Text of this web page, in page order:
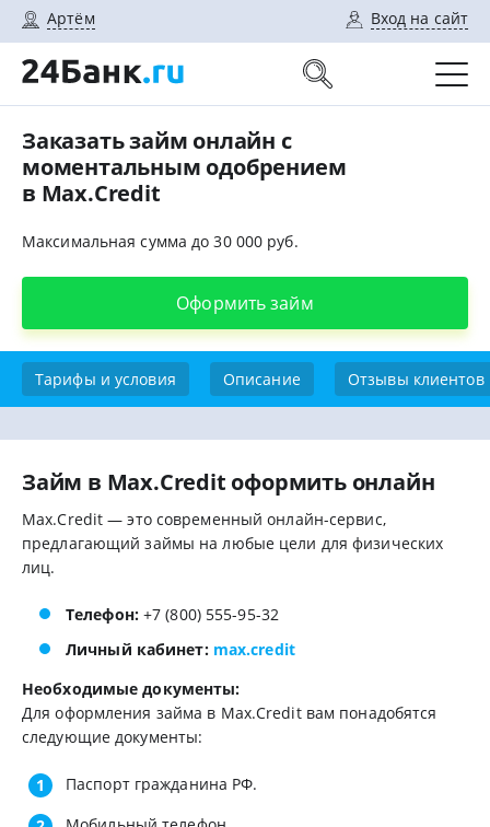
Артём Вход на сайт
Заказать займ онлайн с
моментальным одобрением
в Max.Credit
Максимальная сумма до 30 000 руб.
Оформить займ
Тарифы и условия Описание Отзывы клиентов
Займ в Max.Credit оформить онлайн
Max.Credit — это современный онлайн-сервис,
предлагающий займы на любые цели для физических
лиц.
Телефон:+7 (800) 555-95-32
Личный кабинет: max.credit
Необходимые документы:
Для оформления займа в Max.Credit вам понадобятся
следующие документы:
Паспорт гражданина РФ.